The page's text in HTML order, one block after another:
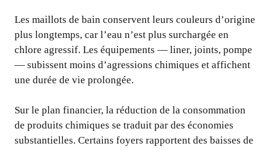
Les maillots de bain conservent leurs couleurs d’origine
plus longtemps, car l’eau n’est plus surchargée en
chlore agressif. Les équipements — liner, joints, pompe
— subissent moins d’agressions chimiques et affichent
une durée de vie prolongée.
Sur le plan financier, la réduction de la consommation
de produits chimiques se traduit par des économies
substantielles. Certains foyers rapportent des baisses de